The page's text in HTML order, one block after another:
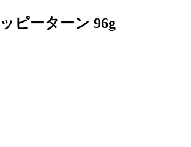
ピーターン 96g